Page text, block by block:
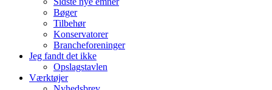
Bøger
Tilbehør
Konservatorer
Brancheforeninger
Jeg fandt det ikke
Opslagstavlen
Værktøjer